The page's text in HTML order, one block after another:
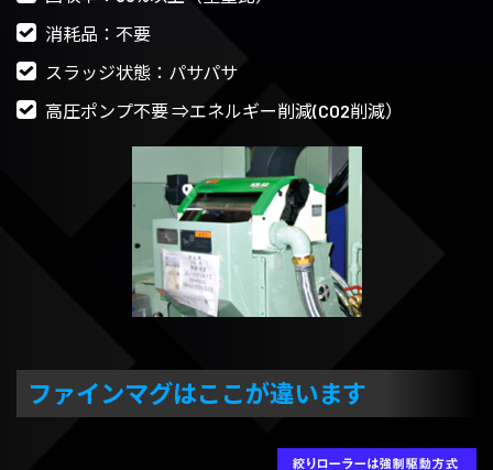
消耗品：不要
スラッジ状態：パサパサ
高圧ポンプ不要 ⇒エネルギー削減(CO2削減）
ファインマグはここが違います